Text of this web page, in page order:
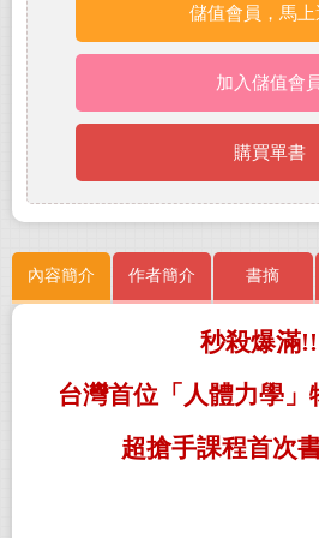
儲值會員，馬上
加入儲值會
購買單書
內容簡介 作者簡介 書摘
秒殺爆滿!!
台灣首位「人體力學」
超搶手課程首次